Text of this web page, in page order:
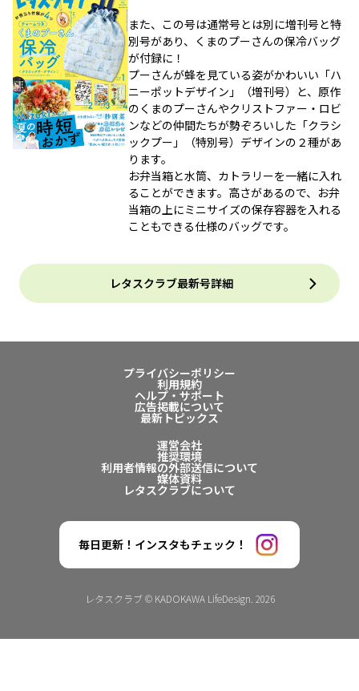
また、この号は通常号とは別に増刊号と特
別号があり、くまのプーさんの保冷バッグ
が付録に！
プーさんが蜂を見ている姿がかわいい「ハ
ニーポットデザイン」（増刊号）と、原作
のくまのプーさんやクリストファー・ロビ
ンなどの仲間たちが勢ぞろいした「クラシ
ックプー」（特別号）デザインの２種があ
ります。
お弁当箱と水筒、カトラリーを一緒に入れ
ることができます。高さがあるので、お弁
当箱の上にミニサイズの保存容器を入れる
こともできる仕様のバッグです。
レタスクラブ最新号詳細
プライバシーポリシー
利用規約
ヘルプ・サポート
広告掲載について
最新トピックス
運営会社
推奨環境
利用者情報の外部送信について
媒体資料
レタスクラブについて
毎日更新！インスタもチェック！
レタスクラブ © KADOKAWA LifeDesign. 2026